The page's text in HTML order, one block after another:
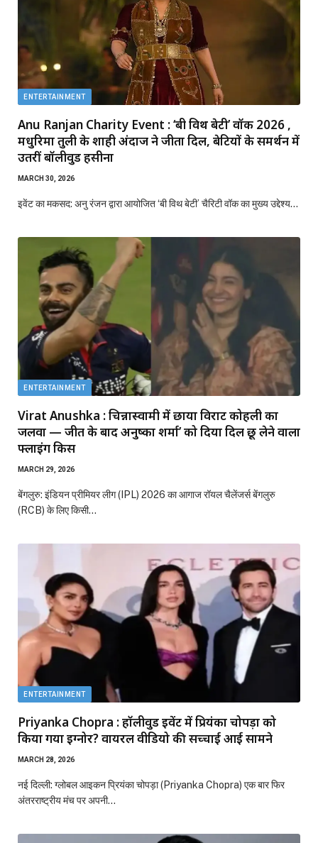
ENTERTAINMENT
Anu Ranjan Charity Event : ‘बी विथ बेटी’ वॉक 2026 ,
मधुरिमा तुली के शाही अंदाज ने जीता दिल, बेटियों के समर्थन में
उतरीं बॉलीवुड हसीना
MARCH 30, 2026
इवेंट का मकसद: अनु रंजन द्वारा आयोजित ‘बी विथ बेटी’ चैरिटी वॉक का मुख्य उद्देश्य…
ENTERTAINMENT
Virat Anushka : चिन्नास्वामी में छाया विराट कोहली का
जलवा — जीत के बाद अनुष्का शर्मा’ को दिया दिल छू लेने वाला
फ्लाइंग किस
MARCH 29, 2026
बेंगलुरु: इंडियन प्रीमियर लीग (IPL) 2026 का आगाज रॉयल चैलेंजर्स बेंगलुरु
(RCB) के लिए किसी…
ENTERTAINMENT
Priyanka Chopra : हॉलीवुड इवेंट में प्रियंका चोपड़ा को
किया गया इग्नोर? वायरल वीडियो की सच्चाई आई सामने
MARCH 28, 2026
नई दिल्ली: ग्लोबल आइकन प्रियंका चोपड़ा (Priyanka Chopra) एक बार फिर
अंतरराष्ट्रीय मंच पर अपनी…